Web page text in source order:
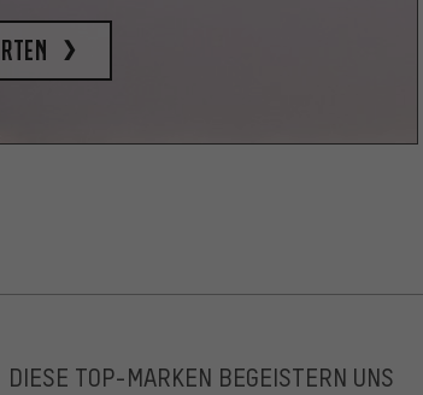
DIESE TOP-MARKEN BEGEISTERN UNS